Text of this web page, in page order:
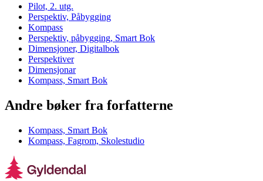
Pilot, 2. utg.
Perspektiv, Påbygging
Kompass
Perspektiv, påbygging, Smart Bok
Dimensjoner, Digitalbok
Perspektiver
Dimensjonar
Kompass, Smart Bok
Andre bøker fra forfatterne
Kompass, Smart Bok
Kompass, Fagrom, Skolestudio